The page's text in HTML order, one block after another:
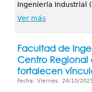
Ingeniería Industrial
Ver más
Facultad de
Centro Regional
fortalecen
Fecha: Viernes, 24/10/